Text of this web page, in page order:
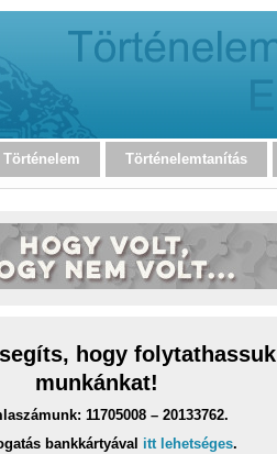
Történelem Történelemtanítás
hogy folytathassuk
munkánkat!
11705008 – 20133762.
bankkártyával itt lehetséges.